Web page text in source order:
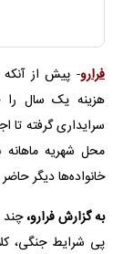
فرارو- پیش از
هزینه یک سال را
سرایداری گرفته تا
محل شهریه
خانواده‌ها دیگر
به گزارش فرارو،
پی شرایط جنگی،